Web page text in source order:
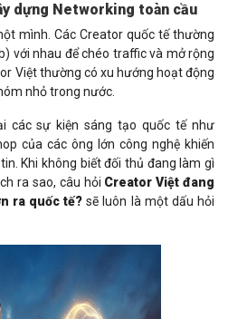
dựng Networking toàn cầu
mình. Các Creator quốc tế thường
với nhau để chéo traffic và mở rộng
Việt thường có xu hướng hoạt động
nhỏ trong nước.
các sự kiện sáng tạo quốc tế như
của các ông lớn công nghệ khiến
Khi không biết đối thủ đang làm gì
ra sao, câu hỏi Creator Việt đang
ra quốc tế? sẽ luôn là một dấu hỏi